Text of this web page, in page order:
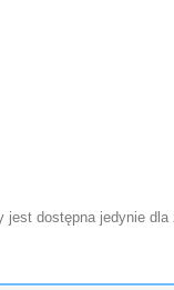
jest dostępna jedynie